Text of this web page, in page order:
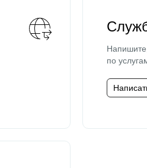
по